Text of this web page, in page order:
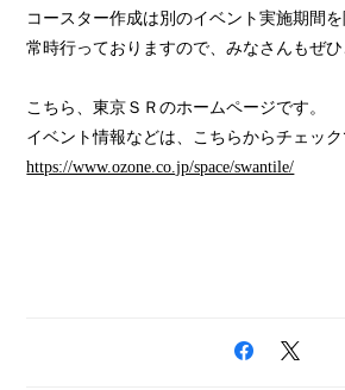
コースター作成は別のイベント実施期間を
常時行っておりますので、みなさんもぜ
こちら、東京ＳＲのホームページです。
イベント情報などは、こちらからチェック
https://www.ozone.co.jp/space/swantile/